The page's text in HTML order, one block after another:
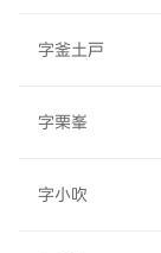
字釜土戸
字栗峯
字小吹